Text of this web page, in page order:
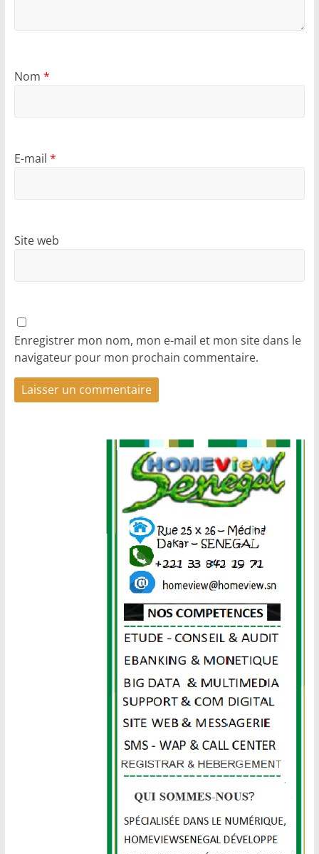
Nom *
E-mail *
Site web
Enregistrer mon nom, mon e-mail et mon site dans le
navigateur pour mon prochain commentaire.